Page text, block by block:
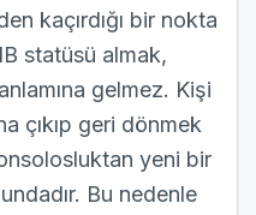
kaçırdığı bir nokta
statüsü almak,
gelmez. Kişi
çıkıp geri dönmek
yeni bir
Bu nedenle